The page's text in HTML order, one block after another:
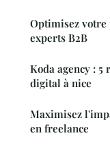
Optimisez votre
experts B2B
Koda agency :
digital à nice
Maximisez
en freelance